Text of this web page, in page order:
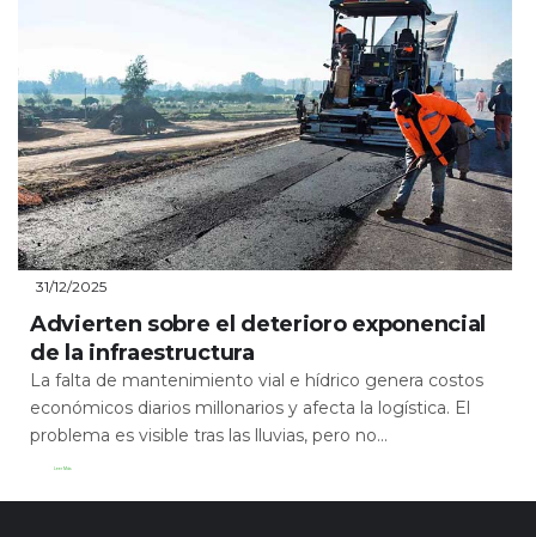
31/12/2025
Advierten sobre el deterioro exponencial
de la infraestructura
La falta de mantenimiento vial e hídrico genera costos
económicos diarios millonarios y afecta la logística. El
problema es visible tras las lluvias, pero no...
Leer Más